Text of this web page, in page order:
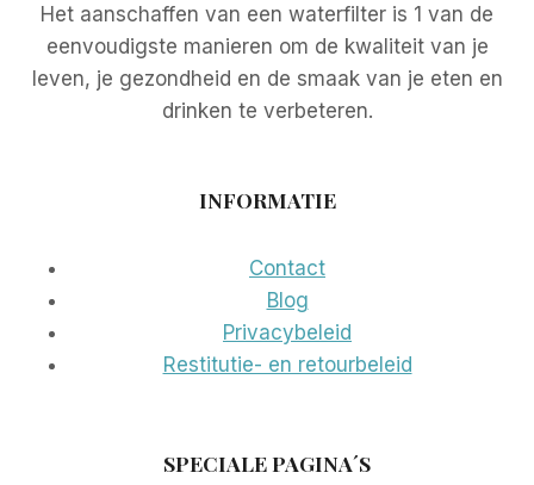
Het aanschaffen van een waterfilter is 1 van de
eenvoudigste manieren om de kwaliteit van je
leven, je gezondheid en de smaak van je eten en
drinken te verbeteren.
INFORMATIE
Contact
Blog
Privacybeleid
Restitutie- en retourbeleid
SPECIALE PAGINA´S